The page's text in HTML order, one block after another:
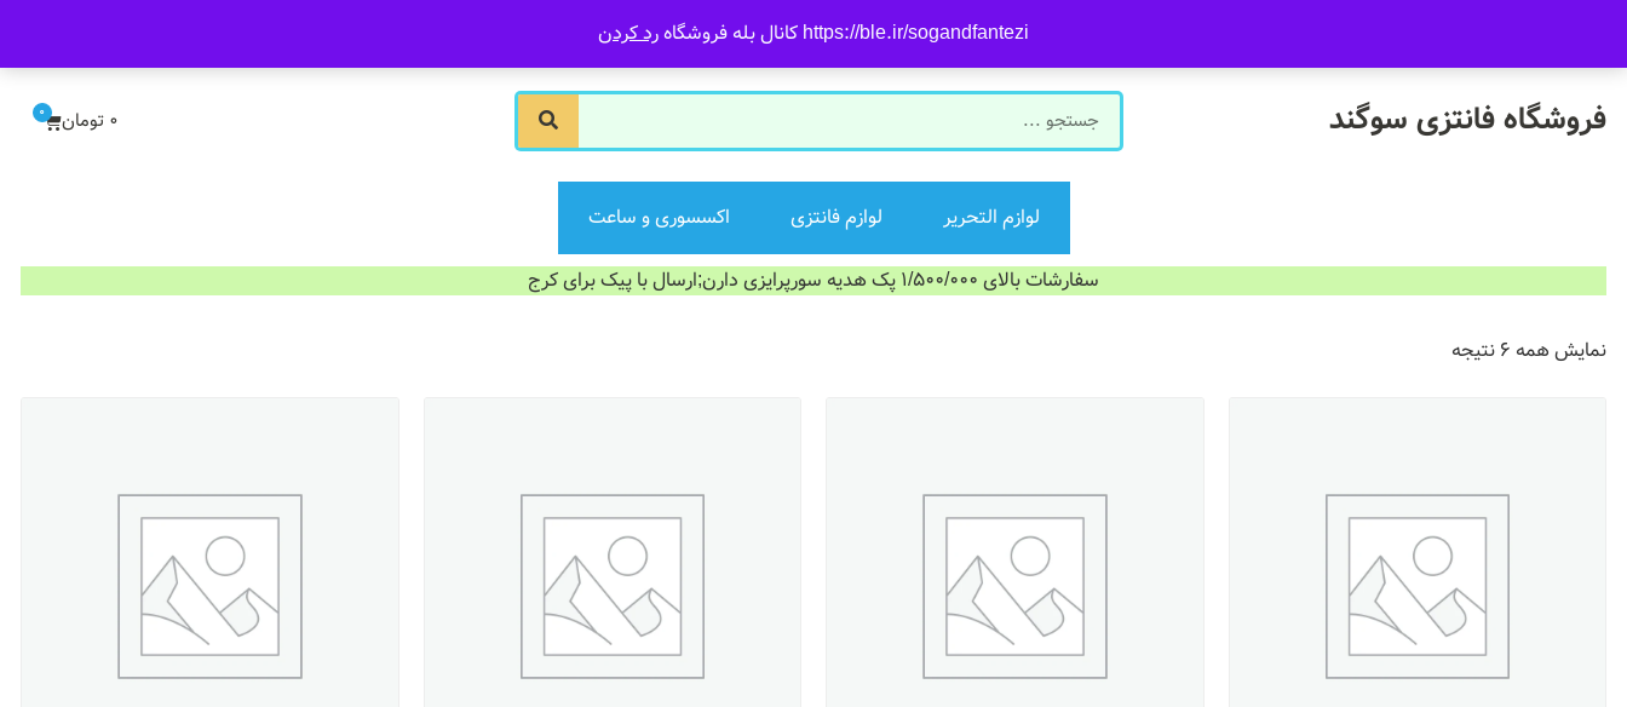
https://ble.ir/sogandfantezi کانال بله فروشگاه رد کردن
فروشگاه فانتزی سوگند 0 تومان 0
لوازم التحریر لوازم فانتزی اکسسوری و ساعت
سفارشات بالای 1/500/000 پک هدیه سورپرایزی دارن;ارسال با پیک برای کرج
نمایش همه 6 نتیجه